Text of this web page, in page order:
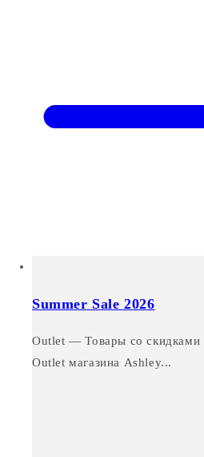
Summer Sale 2026
Outlet — Товары со скидками
Outlet магазина Ashley...